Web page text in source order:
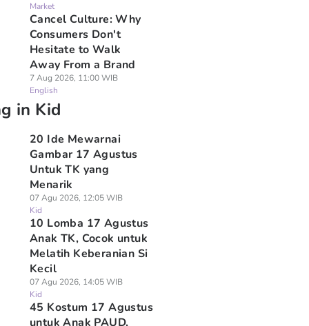
Market
Cancel Culture: Why
Consumers Don't
Hesitate to Walk
Away From a Brand
7 Aug 2026, 11:00 WIB
English
in Kid
20 Ide Mewarnai
Gambar 17 Agustus
Untuk TK yang
Menarik
07 Agu 2026, 12:05 WIB
Kid
10 Lomba 17 Agustus
Anak TK, Cocok untuk
Melatih Keberanian Si
Kecil
07 Agu 2026, 14:05 WIB
Kid
45 Kostum 17 Agustus
untuk Anak PAUD,